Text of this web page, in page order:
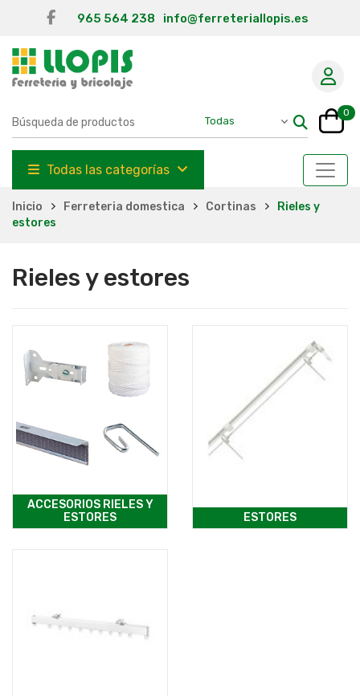
965 564 238 info@ferreteriallopis.es
0
Todas las categorías
Inicio Ferreteria domestica Cortinas
Rieles y
estores
Rieles y estores
ACCESORIOS RIELES Y
ESTORES
ESTORES